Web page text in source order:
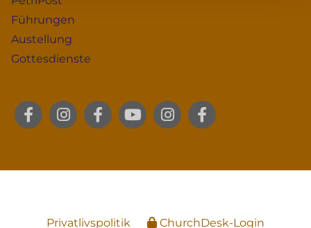
Führungen
Austellung
Gottesdienste
Privatlivspolitik ChurchDesk-Login